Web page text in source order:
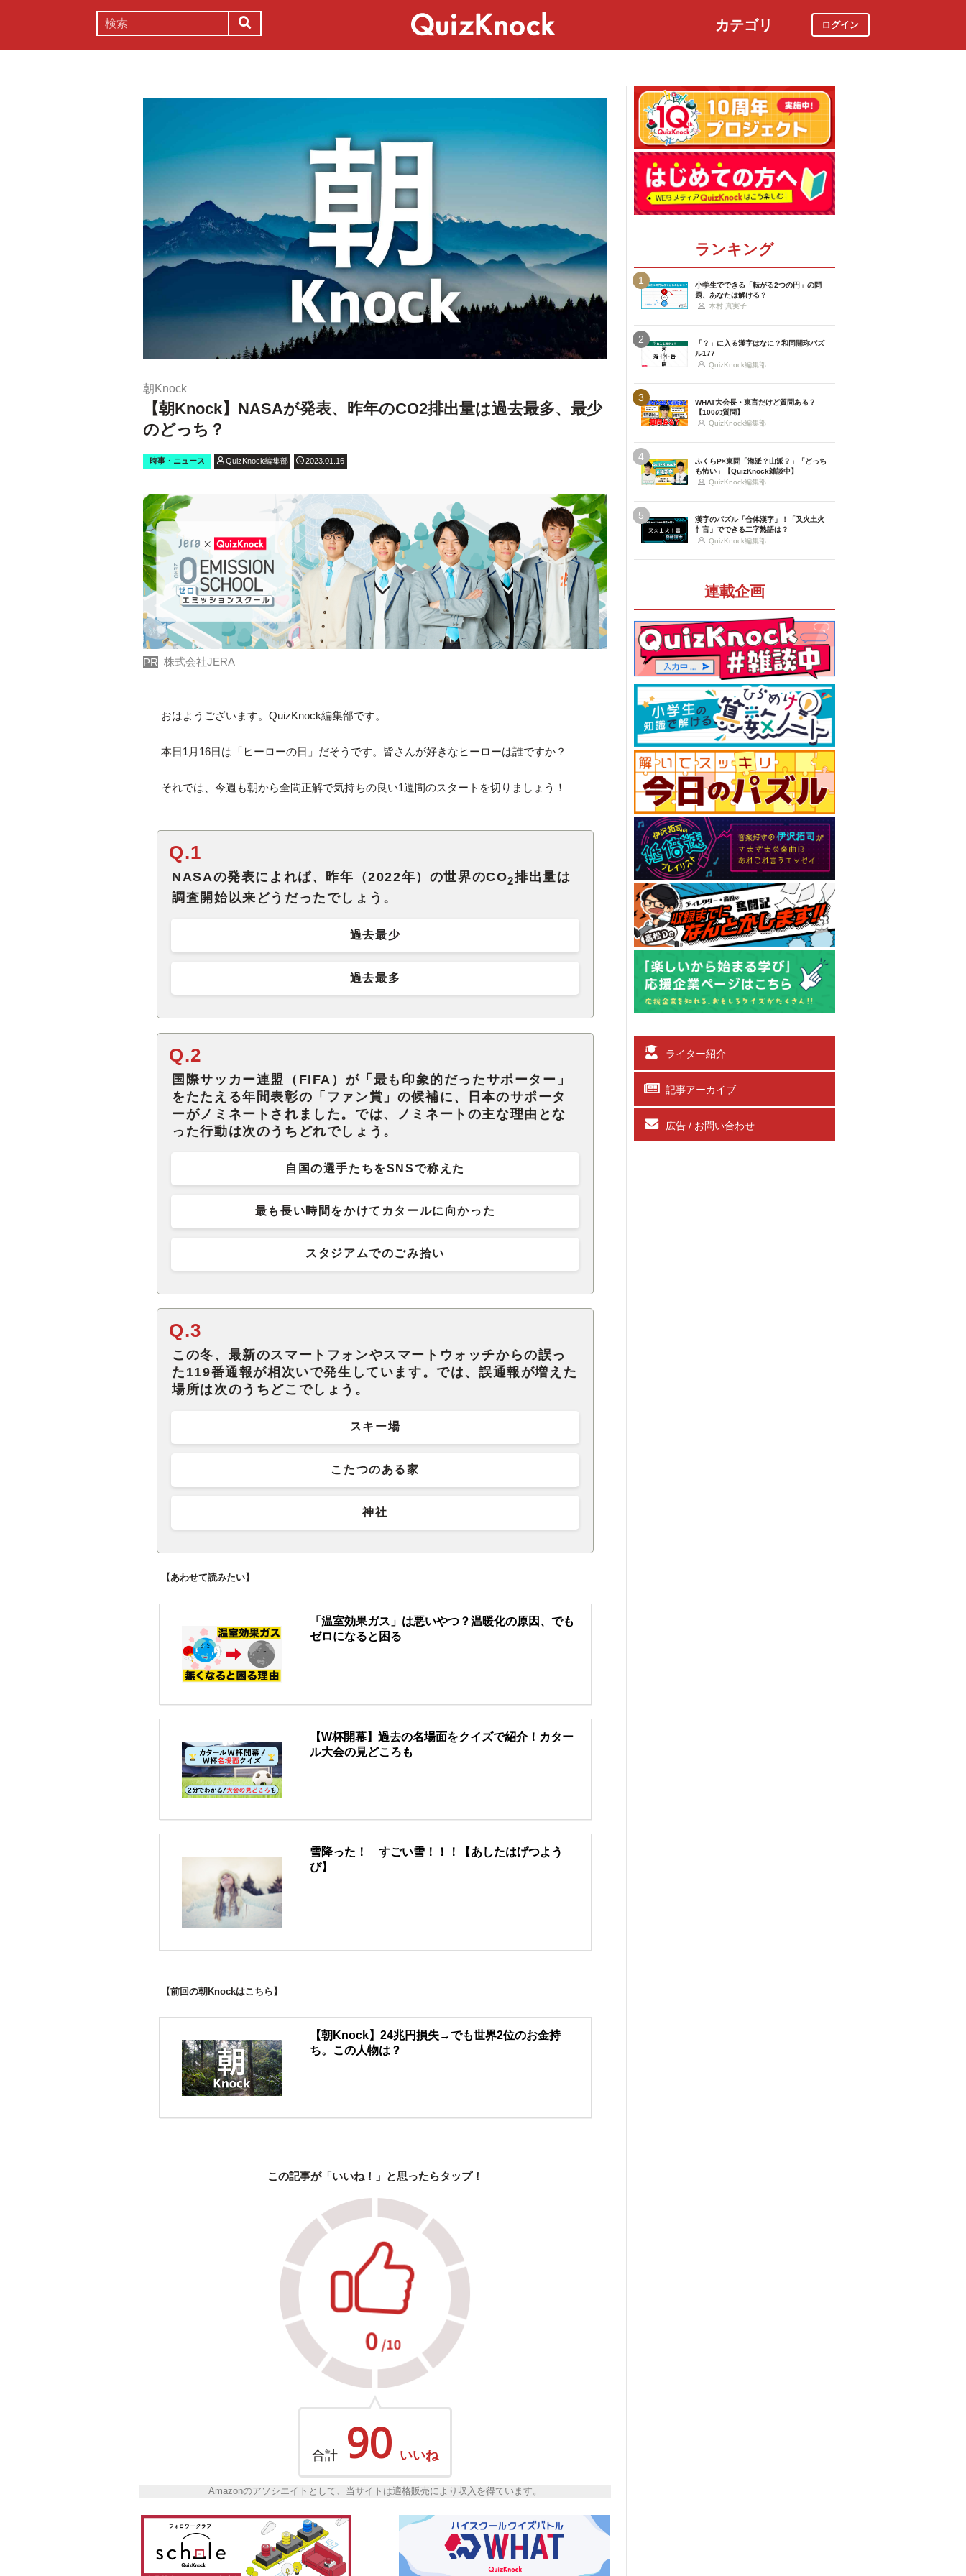
カテゴリ ログイン
朝Knock
【朝Knock】NASAが発表、昨年のCO2排出量は過去最多、最少
のどっち？
時事・ニュース QuizKnock編集部 2023.01.16
PR 株式会社JERA
おはようございます。QuizKnock編集部です。
本日1月16日は「ヒーローの日」だそうです。皆さんが好きなヒーローは誰ですか？
それでは、今週も朝から全問正解で気持ちの良い1週間のスタートを切りましょう！
Q.1
NASAの発表によれば、昨年（2022年）の世界のCO2排出量は
調査開始以来どうだったでしょう。
過去最少
過去最多
Q.2
国際サッカー連盟（FIFA）が「最も印象的だったサポーター」
をたたえる年間表彰の「ファン賞」の候補に、日本のサポータ
ーがノミネートされました。では、ノミネートの主な理由とな
った行動は次のうちどれでしょう。
自国の選手たちをSNSで称えた
最も長い時間をかけてカタールに向かった
スタジアムでのごみ拾い
Q.3
この冬、最新のスマートフォンやスマートウォッチからの誤っ
た119番通報が相次いで発生しています。では、誤通報が増えた
場所は次のうちどこでしょう。
スキー場
こたつのある家
神社
【あわせて読みたい】
「温室効果ガス」は悪いやつ？温暖化の原因、でも
ゼロになると困る
【W杯開幕】過去の名場面をクイズで紹介！カター
ル大会の見どころも
雪降った！ すごい雪！！！【あしたはげつよう
び】
【前回の朝Knockはこちら】
【朝Knock】24兆円損失→でも世界2位のお金持
ち。この人物は？
この記事が「いいね！」と思ったらタップ！
合計 90 いいね
Amazonのアソシエイトとして、当サイトは適格販売により収入を得ています。
ランキング
1
小学生でできる「転がる2つの円」の問
題、あなたは解ける？
木村 真実子
2
「？」に入る漢字はなに？和同開珎パズ
ル177
QuizKnock編集部
3
WHAT大会長・東言だけど質問ある？
【100の質問】
QuizKnock編集部
4
ふくらP×東問「海派？山派？」「どっち
も怖い」【QuizKnock雑談中】
QuizKnock編集部
5
漢字のパズル「合体漢字」！「又火土火
忄言」でできる二字熟語は？
QuizKnock編集部
連載企画
ライター紹介
記事アーカイブ
広告 / お問い合わせ